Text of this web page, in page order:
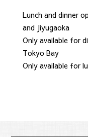
Lunch and dinner
and Jiyugaoka
Only available for
Tokyo Bay
Only available for